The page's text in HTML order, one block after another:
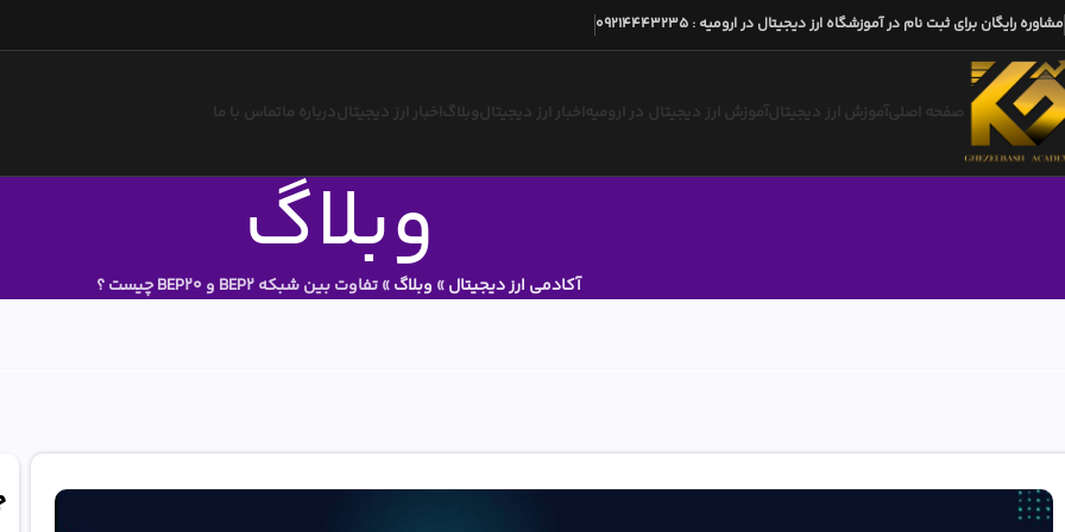
مشاوره رایگان برای ثبت نام در آموزشگاه ارز دیجیتال در ارومیه :
09214443235
صفحه اصلیآموزش ارز دیجیتالآموزش ارز دیجیتال در ارومیه اخبار ارز دیجیتالوبلاگ اخبار ارز دیجیتالدرباره ماتماس با ما
وبلاگ آکادمی ارز دیجیتال» وبلاگ»تفاوت بین شبکه BEP2 و BEP20 چیست ؟